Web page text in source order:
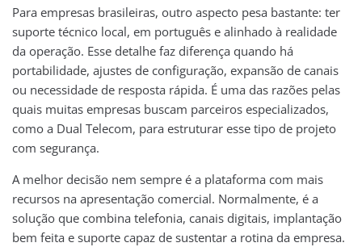
Para empresas brasileiras, outro aspecto pesa bastante: ter
suporte técnico local, em português e alinhado à realidade
da operação. Esse detalhe faz diferença quando há
portabilidade, ajustes de configuração, expansão de canais
ou necessidade de resposta rápida. É uma das razões pelas
quais muitas empresas buscam parceiros especializados,
como a Dual Telecom, para estruturar esse tipo de projeto
com segurança.
A melhor decisão nem sempre é a plataforma com mais
recursos na apresentação comercial. Normalmente, é a
solução que combina telefonia, canais digitais, implantação
bem feita e suporte capaz de sustentar a rotina da empresa.